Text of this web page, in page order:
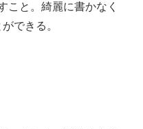
こと。綺麗に書かなく
できる。